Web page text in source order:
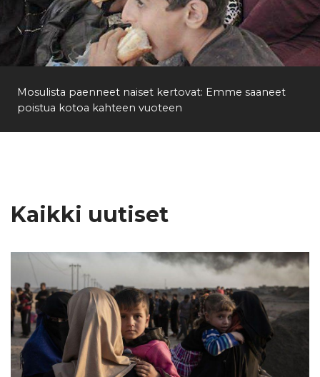
Mosulista paenneet naiset kertovat: Emme saaneet
poistua kotoa kahteen vuoteen
Kaikki uutiset